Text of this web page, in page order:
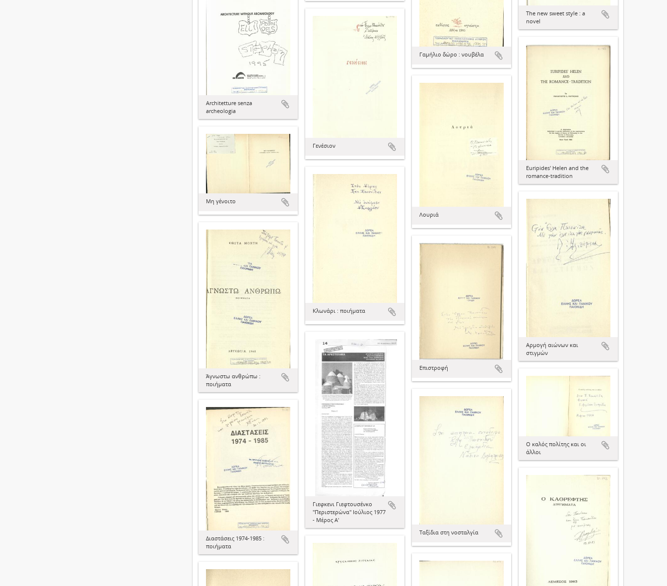
The new sweet style : a
novel
Γαμήλιο δώρο : νουβέλα
Architetture senza
archeologia
Γενέσιον
Euripides' Helen and the
romance-tradition
Λουριά
Μη γένοιτο
Κλωνάρι : ποιήματα
Αρμογή αιώνων και
στιγμών
Άγνωστω ανθρώπω :
ποιήματα
Επιστροφή
Γιεφκενι Γιεφτουσένκο
"Περιστερώνα" Ιούλιος 1977
- Μέρος Α'
Ο καλός πολίτης και οι
άλλοι
Ταξίδια στη νοσταλγία
Διαστάσεις 1974-1985 :
ποιήματα